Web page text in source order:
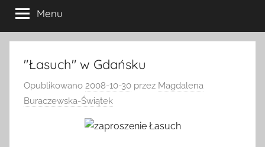
Menu
"Łasuch" w Gdańsku
Opublikowano 2008-10-30 przez Magdalena
Buraczewska-Świątek